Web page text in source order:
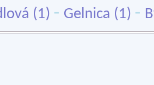
(1) - Gelnica (1) -